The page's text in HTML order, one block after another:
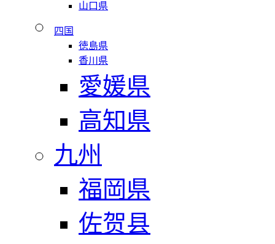
山口県
四国
徳島県
香川県
愛媛県
高知県
九州
福岡県
佐贺县